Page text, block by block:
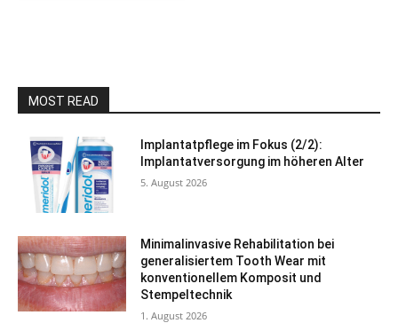
MOST READ
Implantatpflege im Fokus (2/2):
Implantatversorgung im höheren Alter
5. August 2026
Minimalinvasive Rehabilitation bei
generalisiertem Tooth Wear mit
konventionellem Komposit und
Stempeltechnik
1. August 2026